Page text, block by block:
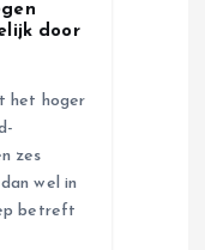
door
het hoger
zes
wel in
betreft